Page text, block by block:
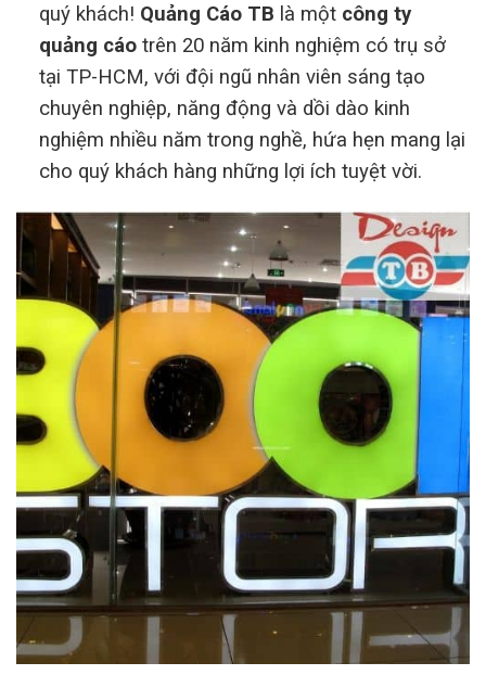
quý khách! Quảng Cáo TB là một công ty
quảng cáotrên 20 năm kinh nghiệm có trụ sở
tại TP-HCM, với đội ngũ nhân viên sáng tạo
chuyên nghiệp, năng động và dồi dào kinh
nghiệm nhiều năm trong nghề, hứa hẹn mang lại
cho quý khách hàng những lợi ích tuyệt vời.